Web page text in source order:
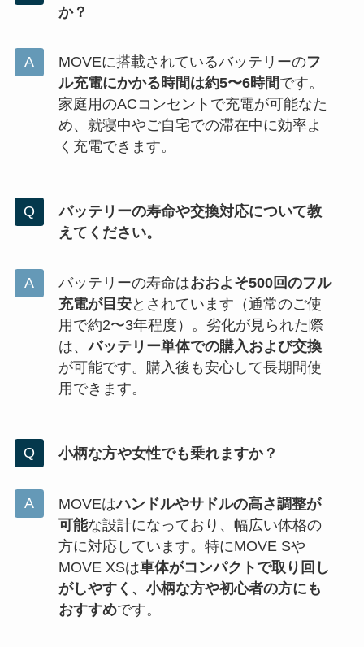
か？
MOVEに搭載されているバッテリーのフ
ル充電にかかる時間は約5〜6時間です。
家庭用のACコンセントで充電が可能なた
め、就寝中やご自宅での滞在中に効率よ
く充電できます。
バッテリーの寿命や交換対応について教
えてください。
バッテリーの寿命はおおよそ500回のフル
充電が目安とされています（通常のご使
用で約2〜3年程度）。劣化が見られた際
は、バッテリー単体での購入および交換
が可能です。購入後も安心して長期間使
用できます。
小柄な方や女性でも乗れますか？
MOVEはハンドルやサドルの高さ調整が
可能な設計になっており、幅広い体格の
方に対応しています。特にMOVE Sや
MOVE XSは車体がコンパクトで取り回し
がしやすく、小柄な方や初心者の方にも
おすすめです。